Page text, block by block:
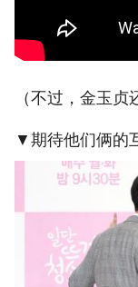
（不过，金玉
▼期待他们俩的